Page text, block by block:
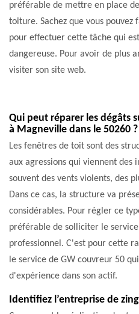
préférable de mettre en place
toiture. Sachez que vous
pour effectuer cette tâche qui
dangereuse. Pour avoir de plus
visiter son site web.
Qui peut réparer les dégâts
à Magneville dans le 50260 ?
Les fenêtres de toit sont des
aux agressions qui viennent des
souvent des vents violents, des
Dans ce cas, la structure va
considérables. Pour régler ce
préférable de solliciter le
professionnel. C'est pour cette
le service de GW couvreur 50
d'expérience dans son actif.
Identifiez l’entreprise de